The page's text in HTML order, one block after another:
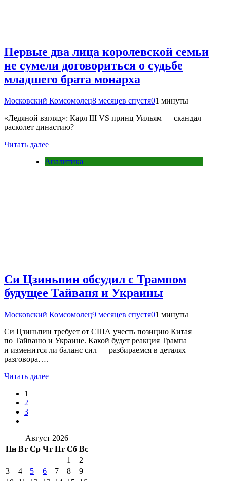
Первые два лица королевской семьи
не сумели договориться о судьбе
младшего брата монарха
Московский Комсомолец8 месяцев спустя01 минуты
«Ледяной взгляд»: Карл III VS принц Уильям — скандал
расколет династию?
Читать далее
Аналитика
Си Цзиньпин обсудил с Трампом
будущее Тайваня и Украины
Московский Комсомолец9 месяцев спустя01 минуты
Си Цзиньпин требует от США учесть позицию Китая
по Тайваню и Украине. Какой будет реакция Трампа
и изменится ли баланс сил — разбираемся в деталях
разговора….
Читать далее
1
2
3
Август 2026
Пн Вт Ср Чт Пт Сб Вс
1
2
3
4 5 6 7 8
9